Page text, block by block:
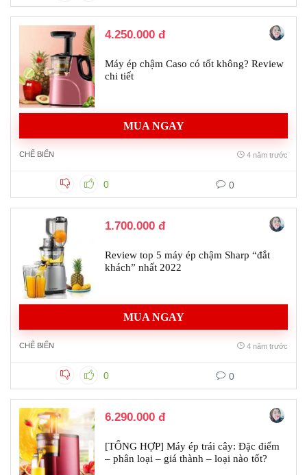
4.250.000 đ
Máy ép chậm Caso có tốt không? Review
chi tiết
MUA NGAY
CHẾ BIẾN 4 năm trước
0 0
1.700.000 đ
Review top 5 máy ép chậm Sharp “đắt
khách” nhất 2022
MUA NGAY
CHẾ BIẾN 4 năm trước
0 0
6.290.000 đ
[TỔNG HỢP] Máy ép trái cây: Đặc điểm
– phân loại – giá thành – loại nào tốt?